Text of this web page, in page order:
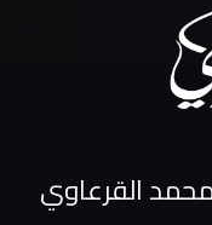
القرعاوي